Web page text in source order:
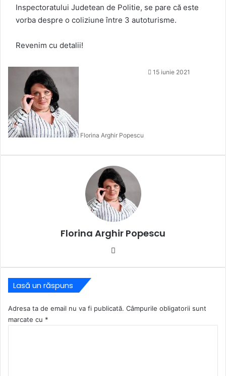
Inspectoratului Judetean de Politie, se pare că este
vorba despre o coliziune între 3 autoturisme.
Revenim cu detalii!
Florina Arghir Popescu
15 iunie 2021
Florina Arghir Popescu
Lasă un răspuns
Adresa ta de email nu va fi publicată. Câmpurile obligatorii sunt
marcate cu *